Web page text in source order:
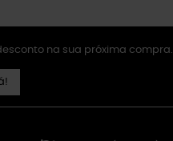
na sua próxima compra.